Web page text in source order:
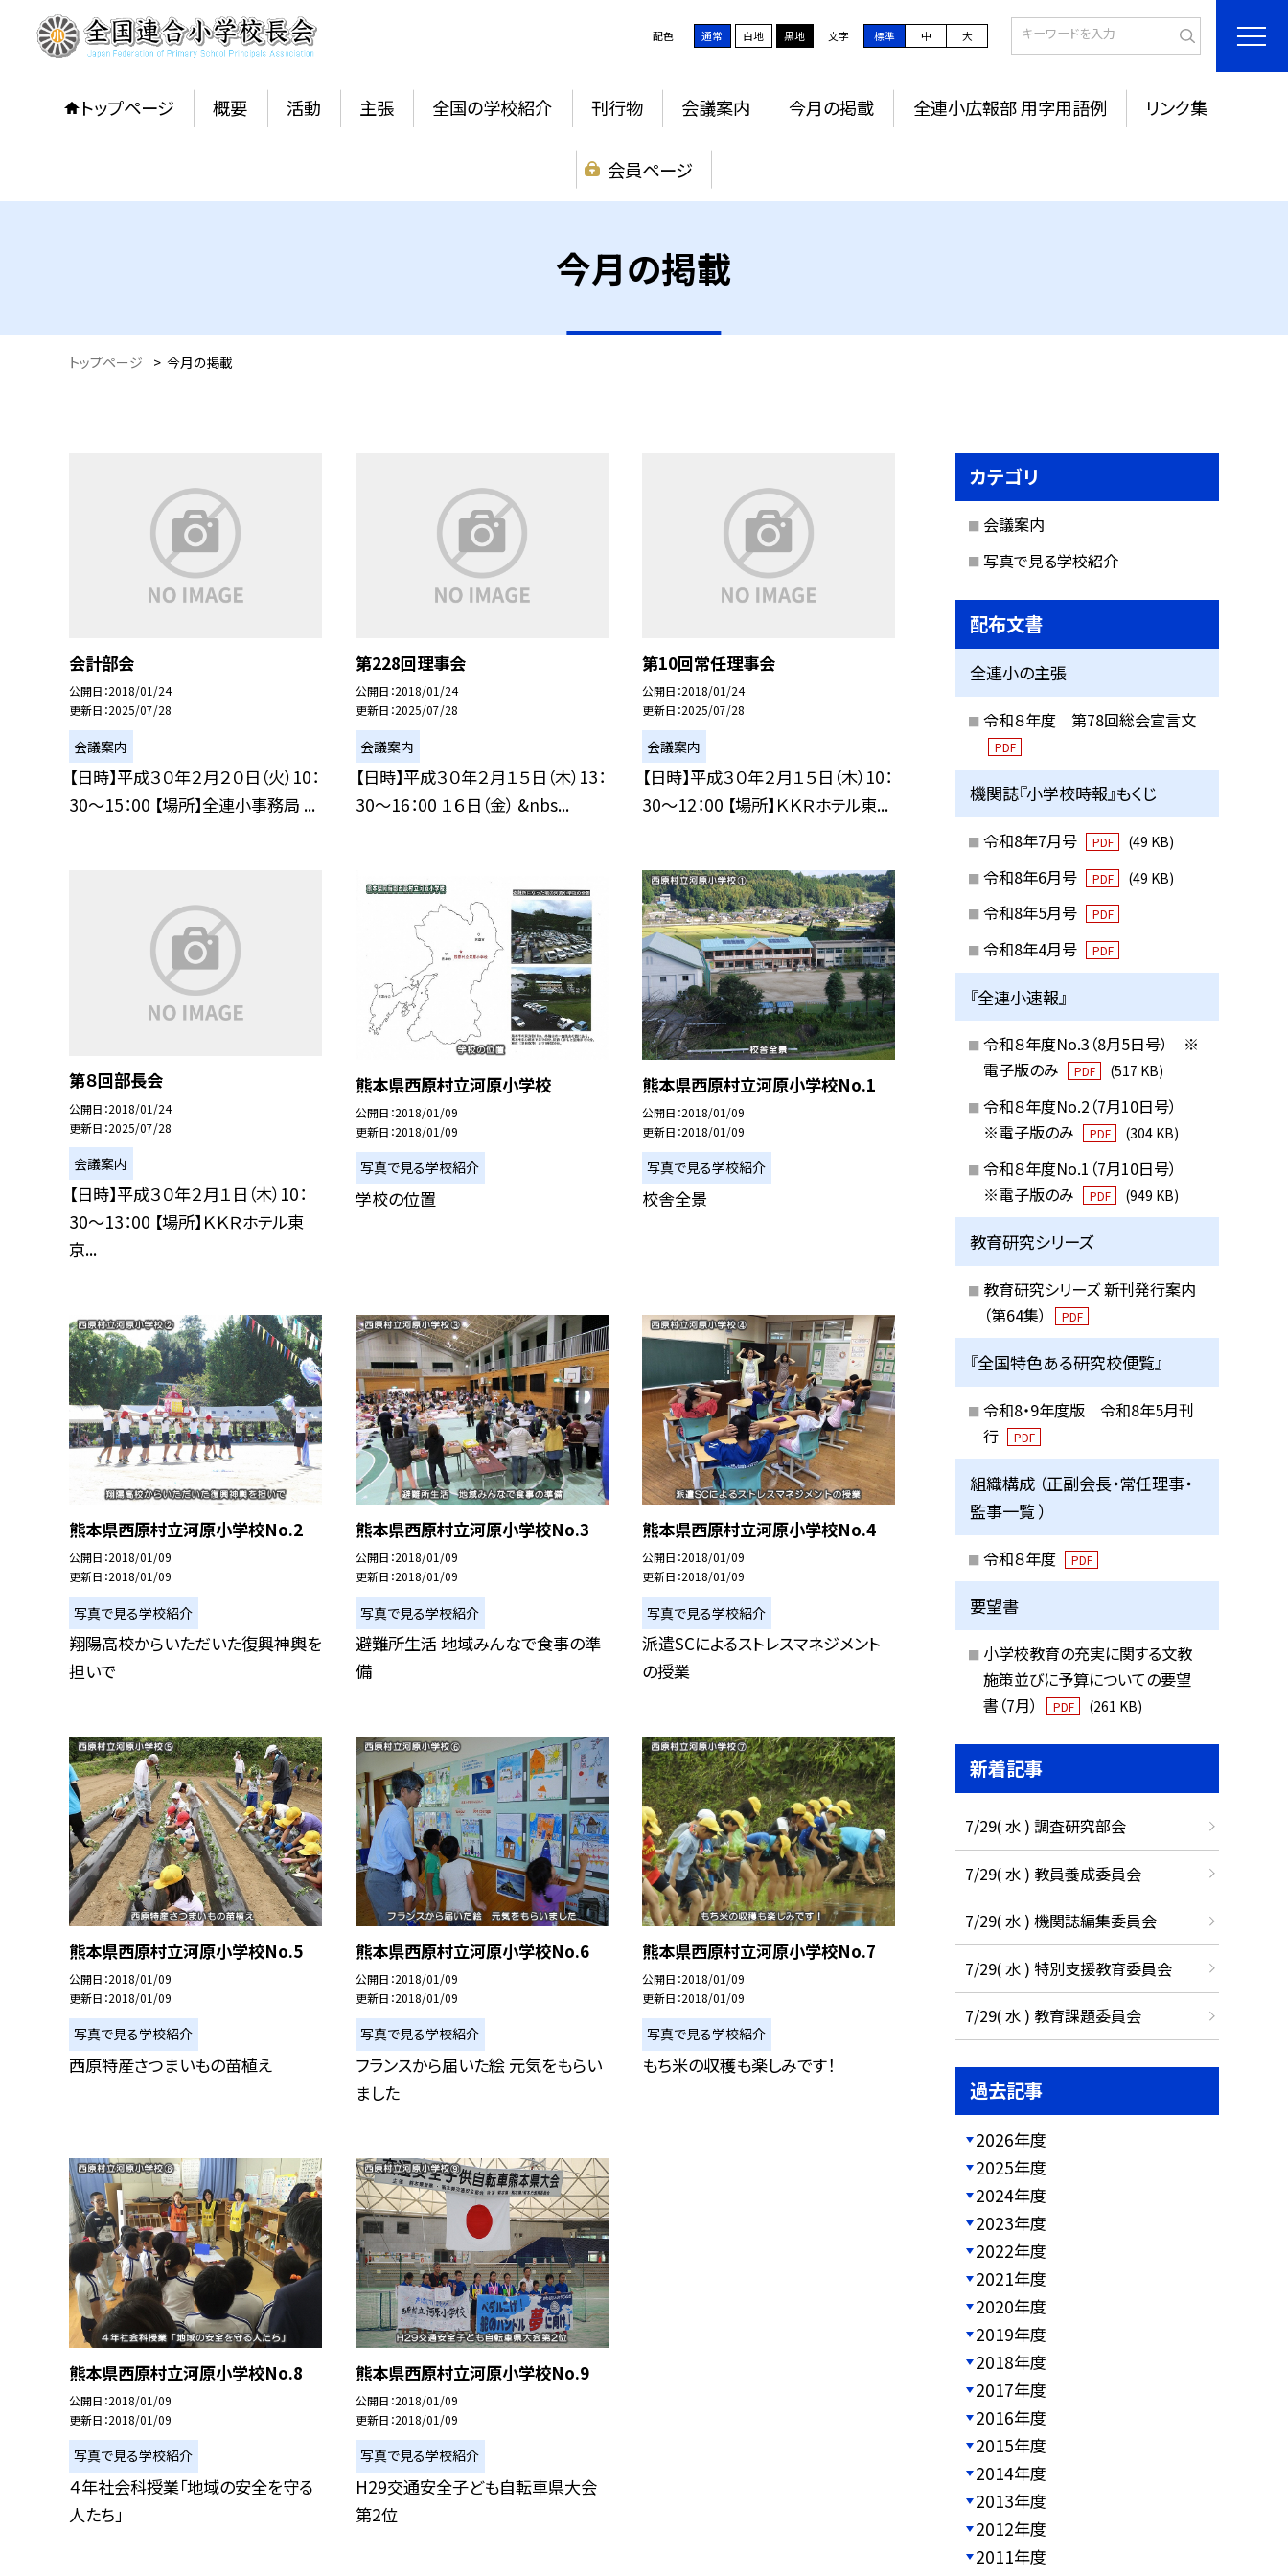
配色 通常 白地 黒地 文字 標準 中 大
トップページ 概要 活動 主張 全国の学校紹介 刊行物 会議案内 今月の掲載 全連小広報部 用字用語例 リンク集
会員ページ
今月の掲載
トップページ > 今月の掲載
会計部会
公開日 2018/01/24
更新日 2025/07/28
会議案内
【日時】平成３０年２月２０日（火）10：
30〜15：00 【場所】全連小事務局 ...
第228回理事会
公開日 2018/01/24
更新日 2025/07/28
会議案内
【日時】平成３０年２月１５日（木）13：
30〜16：00 １６日（金） &nbs...
第10回常任理事会
公開日 2018/01/24
更新日 2025/07/28
会議案内
【日時】平成３０年２月１５日（木）10：
30〜12：00 【場所】ＫＫＲホテル東...
第８回部長会
公開日 2018/01/24
更新日 2025/07/28
会議案内
【日時】平成３０年２月１日（木）10：
30〜13：00 【場所】ＫＫＲホテル東
京...
熊本県西原村立河原小学校
公開日 2018/01/09
更新日 2018/01/09
写真で見る学校紹介
学校の位置
熊本県西原村立河原小学校No.1
公開日 2018/01/09
更新日 2018/01/09
写真で見る学校紹介
校舎全景
熊本県西原村立河原小学校No.2
公開日 2018/01/09
更新日 2018/01/09
写真で見る学校紹介
翔陽高校からいただいた復興神輿を
担いで
熊本県西原村立河原小学校No.3
公開日 2018/01/09
更新日 2018/01/09
写真で見る学校紹介
避難所生活 地域みんなで食事の準
備
熊本県西原村立河原小学校No.4
公開日 2018/01/09
更新日 2018/01/09
写真で見る学校紹介
派遣SCによるストレスマネジメント
の授業
熊本県西原村立河原小学校No.5
公開日 2018/01/09
更新日 2018/01/09
写真で見る学校紹介
西原特産さつまいもの苗植え
熊本県西原村立河原小学校No.6
公開日 2018/01/09
更新日 2018/01/09
写真で見る学校紹介
フランスから届いた絵 元気をもらい
ました
熊本県西原村立河原小学校No.7
公開日 2018/01/09
更新日 2018/01/09
写真で見る学校紹介
もち米の収穫も楽しみです！
熊本県西原村立河原小学校No.8
公開日 2018/01/09
更新日 2018/01/09
写真で見る学校紹介
４年社会科授業「地域の安全を守る
人たち」
熊本県西原村立河原小学校No.9
公開日 2018/01/09
更新日 2018/01/09
写真で見る学校紹介
H29交通安全子ども自転車県大会
第2位
カテゴリ
会議案内
写真で見る学校紹介
配布文書
全連小の主張
令和８年度 第78回総会宣言文
PDF
機関誌『小学校時報』もくじ
令和8年7月号 PDF (49 KB)
令和8年6月号 PDF (49 KB)
令和8年5月号 PDF
令和8年4月号 PDF
『全連小速報』
令和８年度No.3（8月5日号） ※
電子版のみ
PDF (517 KB)
令和８年度No.2（7月10日号）
※電子版のみ
PDF (304 KB)
令和８年度No.1（7月10日号）
※電子版のみ
PDF (949 KB)
教育研究シリーズ
教育研究シリーズ 新刊発行案内
（第64集）
PDF
『全国特色ある研究校便覧』
令和8・9年度版 令和8年5月刊
行
PDF
組織構成 （正副会長・常任理事・
監事一覧 ）
令和８年度 PDF
要望書
小学校教育の充実に関する文教
施策並びに予算についての要望
書（7月）
PDF (261 KB)
新着記事
7/29( 水 ) 調査研究部会
7/29( 水 ) 教員養成委員会
7/29( 水 ) 機関誌編集委員会
7/29( 水 ) 特別支援教育委員会
7/29( 水 ) 教育課題委員会
過去記事
2026年度
2025年度
2024年度
2023年度
2022年度
2021年度
2020年度
2019年度
2018年度
2017年度
2016年度
2015年度
2014年度
2013年度
2012年度
2011年度